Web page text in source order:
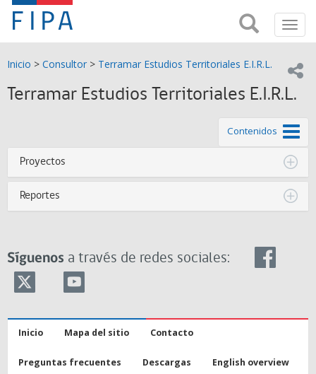
Fondo
de
Investigación
Pesquera
Acuicultura
(FIPA)-
SUBPESCA
FIPA;
Fondo
Investigación
y
Inicio > Consultor > Terramar Estudios Territoriales E.I.R.L.
Terramar Estudios Territoriales E.I.R.L.
Contenidos de
Proyectos
Reportes
Síguenos a través de redes sociales:
Inicio Mapa del sitio Contacto
Preguntas frecuentes Descargas English overview